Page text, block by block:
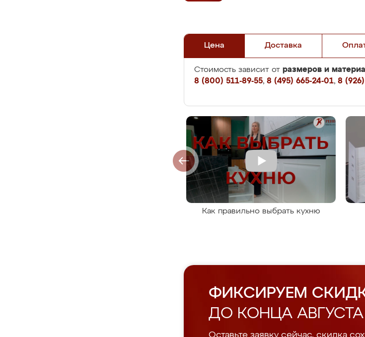
Цена Доставка
Стоимость зависит от размеров и
8 (800) 511-89-55, 8 (495) 665-24-01, 8
Как правильно выбрать кухню
ФИКСИРУЕМ
ДО КОНЦА АВГУСТА
Оставьте заявку сейчас, скидка